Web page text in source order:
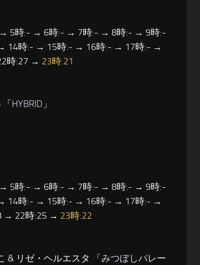
5時:- → 6時:- → 7時:- → 8時:- → 9時:-
14時:- → 15時:- → 16時:- → 17時:- →
時:27 → 23時:21
HYBRID 」
5時:- → 6時:- → 7時:- → 8時:- → 9時:-
14時:- → 15時:- → 16時:- → 17時:- →
→ 22時:25 → 23時:22
& リゼ・ヘルエスタ 「 みつぼしパレー